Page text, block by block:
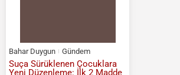
Bahar Duygun Gündem
Suça Sürüklenen Çocuklara
Yeni Düzenleme: İlk 2 Madde